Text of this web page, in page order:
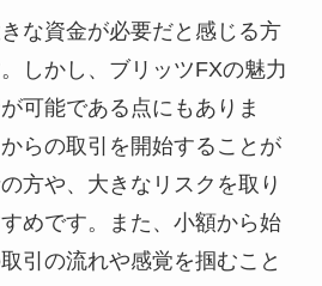
な資金が必要だと感じる方
しかし、ブリッツFXの魅力
可能である点にもありま
らの取引を開始することが
方や、大きなリスクを取り
めです。また、小額から始
引の流れや感覚を掴むこと